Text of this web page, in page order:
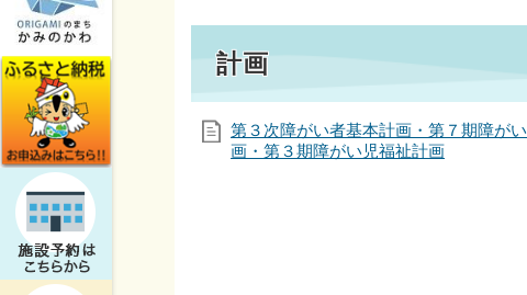
計画
第３次障がい者基本計画・第７期障が
画・第３期障がい児福祉計画